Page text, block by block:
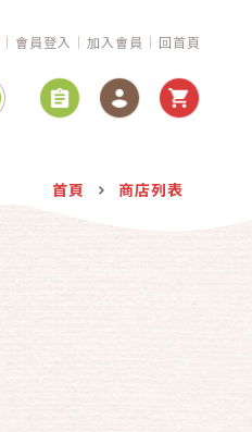
會員登入 加入會員 回首頁
首頁 商店列表